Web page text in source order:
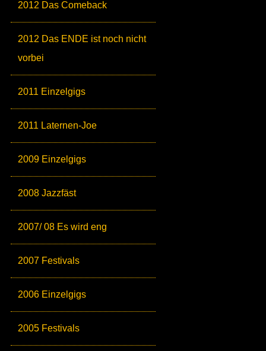
2012 Das Comeback
2012 Das ENDE ist noch nicht
vorbei
2011 Einzelgigs
2011 Laternen-Joe
2009 Einzelgigs
2008 Jazzfäst
2007/ 08 Es wird eng
2007 Festivals
2006 Einzelgigs
2005 Festivals